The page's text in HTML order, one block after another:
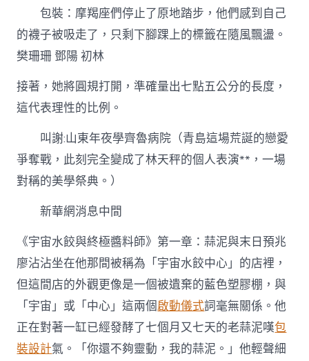
包裝：摩羯座們停止了原地踏步，他們感到自己
的襪子被吸走了，只剩下腳踝上的標籤在隨風飄盪。
樊珊珊 鄧陽 初林
接著，她將圓規打開，準確量出七點五公分的長度，
這代表理性的比例。
叫謝:山東年夜學齊魯病院（青島這場荒誕的戀愛
爭奪戰，此刻完全變成了林天秤的個人表演**，一場
對稱的美學祭典。）
新華網消息中間
《宇宙水餃與終極醬料師》第一章：蒜泥與末日預兆
廖沾沾坐在他那間被稱為「宇宙水餃中心」的店裡，
但這間店的外觀更像是一個被遺棄的藍色塑膠棚，與
「宇宙」或「中心」這兩個啟動儀式詞毫無關係。他
正在對著一缸已經發酵了七個月又七天的老蒜泥嘆包
裝設計氣。「你還不夠靈動，我的蒜泥。」他輕聲細